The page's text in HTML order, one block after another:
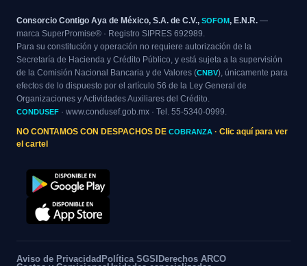
Consorcio Contigo Aya de México, S.A. de C.V., SOFOM, E.N.R. —
marca SuperPromise® · Registro SIPRES 692989.
Para su constitución y operación no requiere autorización de la
Secretaría de Hacienda y Crédito Público, y está sujeta a la supervisión
de la Comisión Nacional Bancaria y de Valores (CNBV), únicamente para
efectos de lo dispuesto por el artículo 56 de la Ley General de
Organizaciones y Actividades Auxiliares del Crédito.
CONDUSEF · www.condusef.gob.mx · Tel. 55-5340-0999.
NO CONTAMOS CON DESPACHOS DE COBRANZA · Clic aquí para ver
el cartel
Aviso de Privacidad Política SGSI Derechos ARCO